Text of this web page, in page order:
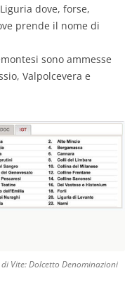
dove, forse,
prende il nome di
sono ammesse
Valpolcevera e
Vite: Dolcetto Denominazioni